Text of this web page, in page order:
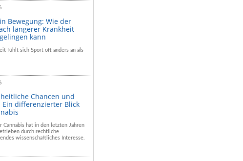
Bewegung: Wie der
längerer Krankheit
kann
fühlt sich Sport oft anders an als
Chancen und
Ein differenzierter Blick
Cannabis hat in den letzten Jahren
durch rechtliche
wissenschaftliches Interesse.